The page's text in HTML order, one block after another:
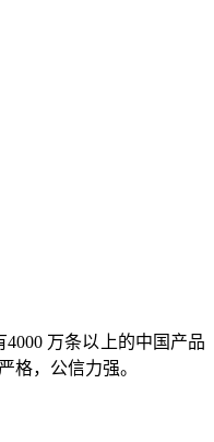
万条以上的中国产品
格，公信力强。